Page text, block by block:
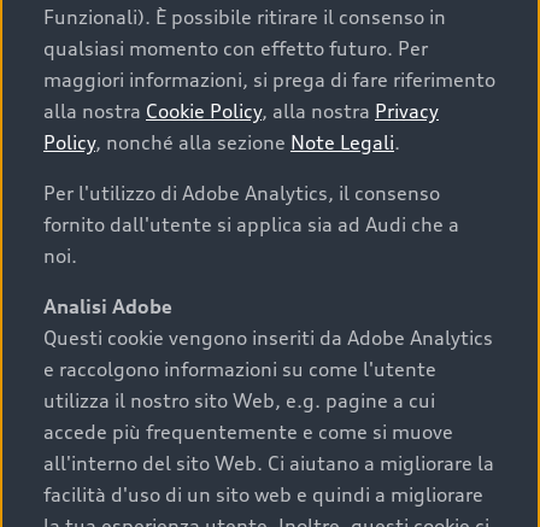
Cosa sapere prima di
acquistare la tua prossima
auto
I requisiti fondamentali da considerare prima di
acquistare un’auto usata, oltre al prezzo e all'aspetto,
chilometraggio: un valore contenuto corrisponde a
uno stato migliore del veicolo e a una maggiore
durata nel tempo;
cronologia dei tagliandi: una documentazione
completa della vettura certifica una manutenzione
costante e accurata;
Funzionali). È possibile ritirare il consenso in
qualsiasi momento con effetto futuro. Per
maggiori informazioni, si prega di fare riferimento
alla nostra Cookie Policy, alla nostra Privacy
Policy, nonché alla sezione Note Legali.
Per l'utilizzo di Adobe Analytics, il consenso
fornito dall'utente si applica sia ad Audi che a
noi.
Analisi Adobe
Questi cookie vengono inseriti da Adobe Analytics
e raccolgono informazioni su come l'utente
utilizza il nostro sito Web, e.g. pagine a cui
accede più frequentemente e come si muove
all'interno del sito Web. Ci aiutano a migliorare la
facilità d'uso di un sito web e quindi a migliorare